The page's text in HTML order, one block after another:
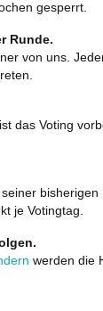
gesperrt.
Runde.
von uns.
das Voting
bisherigen
je Votingtag.
werden die